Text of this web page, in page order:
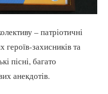
– патріотичні
героїв-захисників та
пісні, багато
анекдотів.